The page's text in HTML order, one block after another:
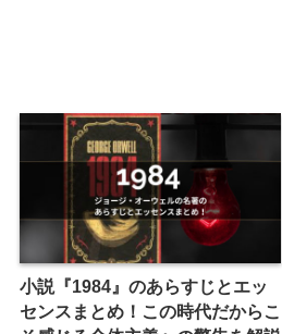
小説『1984』のあらすじとエッ
センスまとめ！この時代だからこ